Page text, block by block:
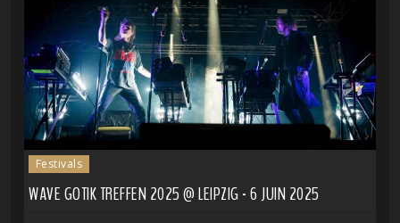
Festivals
WAVE GOTIK TREFFEN 2025 @ LEIPZIG - 6 JUIN 2025